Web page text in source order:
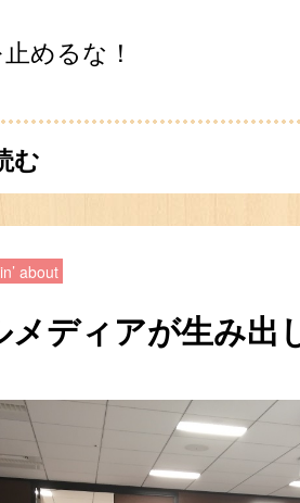
めるな！
む
about
メディアが生み出